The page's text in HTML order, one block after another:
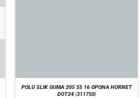
POLU SLIK GUMA 205 55 16 OPONA HORNET
DOT24 |311750|